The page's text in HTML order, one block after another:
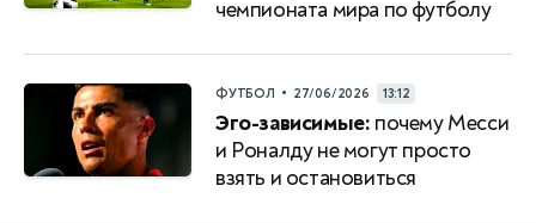
чемпионата мира по футболу
ФУТБОЛ • 27/06/2026 13:12
Эго-зависимые: почему Месси
и Роналду не могут просто
взять и остановиться